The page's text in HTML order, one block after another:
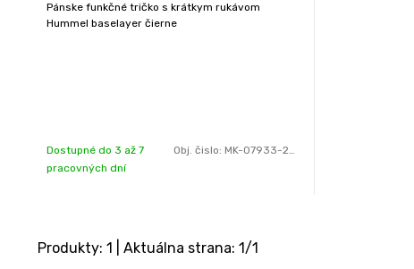
Pánske funkčné tričko s krátkym rukávom
Hummel baselayer čierne
Dostupné do 3 až 7
pracovných dní
Obj. čislo: MK-07933-2001
Produkty: 1 | Aktuálna strana: 1/1